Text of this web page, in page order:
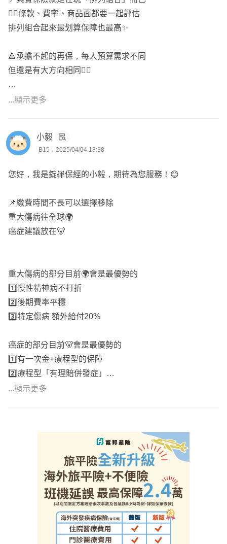
🧷 壽險
.
⭕ 六大保障 : 醫療、癌症、重大傷病、失能(照護)、意外、
壽險
--
規劃重點
⚾重大傷病第一年和慢性精神病、免疫系統不打折
🏐病房費一天5000起跳
💡壽險
💡醫療險(醫療實支優先；住院日額/手術/定額險次之)
💡癌症險(一次金癌症險優先；療程型/生存型次之)
💡重大傷病險(分為重大傷病/重大疾病/特定傷病，重大傷病
(主要為失能險/長照險/失智險，目前失能險滅絕，改以意
外失能險和為優先，輔以一年期長照險和失智險，預算夠再
考慮長照險)
🚨醫療險
兒童免疫系統尚未健全，生病機會頗高，建議住院住單人
房，可以避免受到其他病友干擾，除了實支實付的住院額度
外，利用住院日額，拉高住院病房費已達單人房費用；手術
術、高端骨材)項目越來越高，實支實付規劃以高雜費且保
小朋友意外頻傳，規劃多種意外險種避免後續的就醫負擔，
意外失能、意外扶助金、意外實支實付、意外日額、意外骨
尤其避免因嚴重燒燙傷需要長期治療植皮、除疤、壓力衣....
👉🏻條款、費率、商品面都要一起評估
排列組合起來最划算保障也最高✨
🔺承擔不起的再保，每人預算需求不同
但還是有大方向相同👇🏻
1️⃣醫療實支：邦、🌟
2️⃣意外三寶（包含燒燙傷保障）
3️⃣重大傷病保額100萬：🌍
4️⃣罹癌一次金為主+療程型為輔長期抗戰：🐻
（罹癌多自費標靶一次金先緩衝有錢做治療）
6️⃣保費差額存起來當教育基金或退休金
定期定額或分紅保單都可以參考
新生兒神仙教母業務總監全台跑👶🏻
代理30家擅長各家保險分析講重點
白話不失專業阿莎力又乾脆不灌水
...顯示更多
小毅
B15．2025/04/04 18:38
您好，我是錠嵂保經的小毅，期待為您服務！😊
📌繳費時間不長可以選擇移除
重大傷病往全球🌍
癌症建議放在🐻
重大傷病的部分目前🌍會是最優勢的
1️⃣慢性精神病不打折
2️⃣後期費率平穩
3️⃣特定傷病 額外給付20%
癌症的部分目前🐻會是最優勢的
1️⃣有一次金+療程型的保障
2️⃣療程型「有理賠併發症」
3️⃣後期保費平穩
➡️意外➡️醫療➡️重大傷病➡️癌症➡️壽險➡️長照
我深信保險應該「很容毅」——讓每一分錢都花在刀口上為
您和您的家人提供最實在的保障
如果您對保險有任何疑問，或想了解如何規劃適合自己的保
障，歡迎點擊頭像找我討論！
...顯示更多